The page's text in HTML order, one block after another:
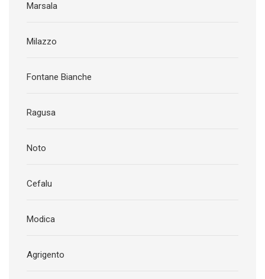
Marsala
Milazzo
Fontane Bianche
Ragusa
Noto
Cefalu
Modica
Agrigento